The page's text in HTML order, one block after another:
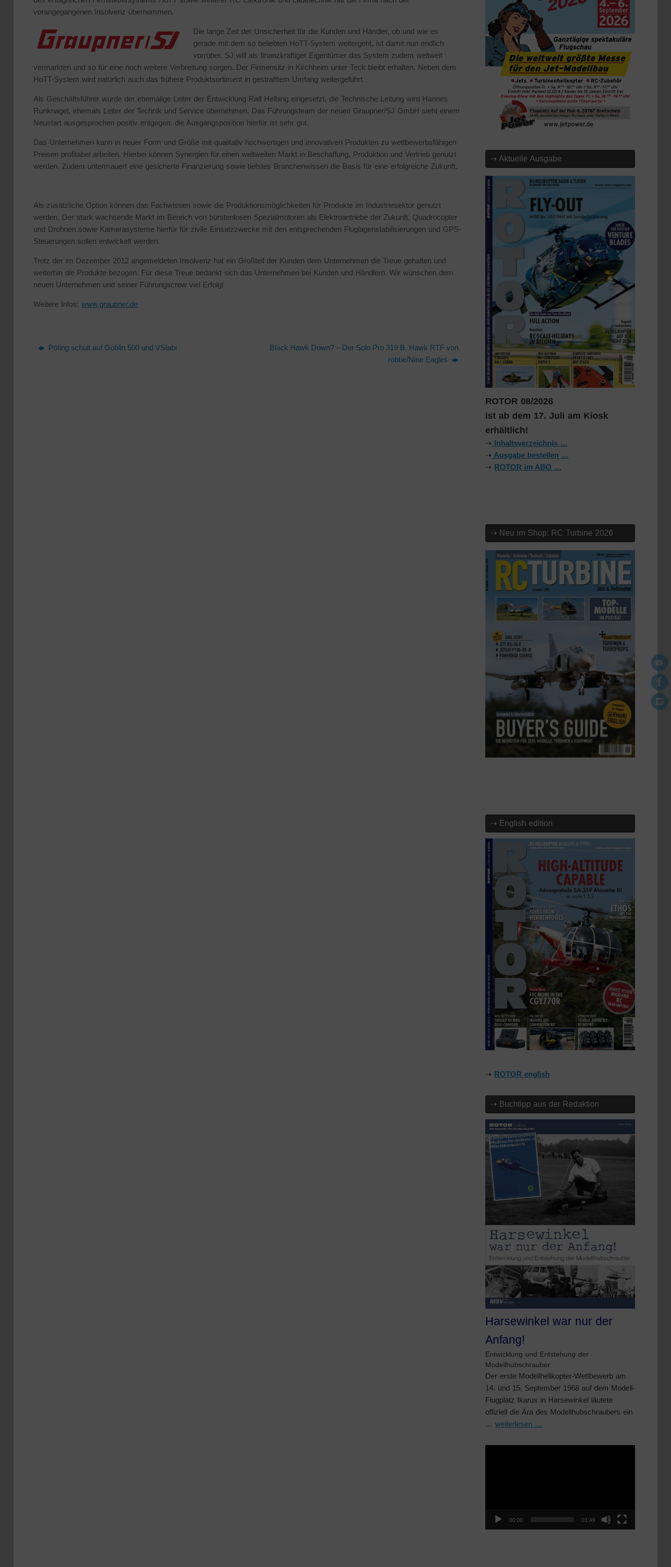
vorangegangenen Insolvenz übernommen.
Die lange Zeit der Unsicherheit für die Kunden und Händler, ob und wie es
gerade mit dem so beliebten HoTT-System weitergeht, ist damit nun endlich
vorrüber. SJ will als finanzkräftiger Eigentümer das System zudem weltweit
vermarkten und so für eine noch weitere Verbreitung sorgen. Der Firmensitz in Kirchheim unter Teck bleibt erhalten. Neben dem
HoTT-System wird natürlich auch das frühere Produktsortiment in gestrafftem Umfang weitergeführt.
Als Geschäftsführer wurde der ehemalige Leiter der Entwicklung Ralf Helbing eingesetzt, die Technische Leitung wird Hannes
Runknagel, ehemals Leiter der Technik und Service übernehmen. Das Führungsteam der neuen Graupner/SJ GmbH sieht einem
Neustart ausgesprochen positiv entgegen, die Ausgangsposition hierfür ist sehr gut.
Das Unternehmen kann in neuer Form und Größe mit qualitativ hochwertigen und innovativen Produkten zu wettbewerbsfähigen
Preisen profitabel arbeiten. Hierbei können Synergien für einen weltweiten Markt in Beschaffung, Produktion und Vertrieb genutzt
werden. Zudem untermauert eine gesicherte Finanzierung sowie tiefstes Branchenwissen die Basis für eine erfolgreiche Zukunft.
Als zusätzliche Option können das Fachwissen sowie die Produktionsmöglichkeiten für Produkte im Industriesektor genutzt
werden. Der stark wachsende Markt im Bereich von bürstenlosen Spezialmotoren als Elektroantriebe der Zukunft, Quadrocopter
und Drohnen sowie Kamerasysteme hierfür für zivile Einsatzzwecke mit den entsprechenden Fluglagenstabilisierungen und GPS-
Steuerungen sollen entwickelt werden.
Trotz der im Dezember 2012 angemeldeten Insolvenz hat ein Großteil der Kunden dem Unternehmen die Treue gehalten und
weiterhin die Produkte bezogen. Für diese Treue bedankt sich das Unternehmen bei Kunden und Händlern. Wir wünschen dem
neuen Unternehmen und seiner Führungscrew viel Erfolg!
Weitere Infos: www.graupner.de
Pöting schult auf Goblin 500 und VStabi
Black Hawk Down? – Der Solo Pro 319 B. Hawk RTF von
robbe/Nine Eagles
⇢ Aktuelle Ausgabe
ROTOR 08/2026
ist ab dem 17. Juli am Kiosk
erhältlich!
⇢ Inhaltsverzeichnis …
⇢ Ausgabe bestellen …
⇢ ROTOR im ABO …
⇢ Neu im Shop: RC Turbine 2026
⇢ English edition
⇢ ROTOR english
⇢ Buchtipp aus der Redaktion
Harsewinkel war nur der
Anfang!
Entwicklung und Entstehung der
Modellhubschrauber
Der erste Modellhelikopter-Wettbewerb am
14. und 15. September 1968 auf dem Modell-
Flugplatz Ikarus in Harsewinkel läutete
offiziell die Ära des Modellhubschraubers ein
… weiterlesen …
00:00 01:49